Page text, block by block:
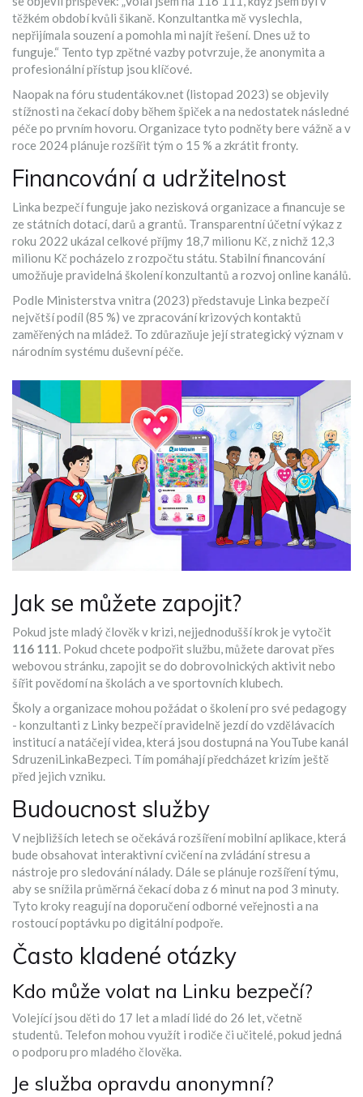
těžkém období kvůli šikaně. Konzultantka mě vyslechla,
nepřijímala souzení a pomohla mi najít řešení. Dnes už to
funguje.“ Tento typ zpětné vazby potvrzuje, že anonymita a
profesionální přístup jsou klíčové.
Naopak na fóru studentákov.net (listopad 2023) se objevily
stížnosti na čekací doby během špiček a na nedostatek následné
péče po prvním hovoru. Organizace tyto podněty bere vážně a v
roce 2024 plánuje rozšířit tým o 15 % a zkrátit fronty.
Financování a udržitelnost
Linka bezpečí funguje jako nezisková organizace a financuje se
ze státních dotací, darů a grantů. Transparentní účetní výkaz z
roku 2022 ukázal celkové příjmy 18,7 milionu Kč, z nichž 12,3
milionu Kč pocházelo z rozpočtu státu. Stabilní financování
umožňuje pravidelná školení konzultantů a rozvoj online kanálů.
Podle Ministerstva vnitra (2023) představuje Linka bezpečí
největší podíl (85 %) ve zpracování krizových kontaktů
zaměřených na mládež. To zdůrazňuje její strategický význam v
národním systému duševní péče.
Jak se můžete zapojit?
Pokud jste mladý člověk v krizi, nejjednodušší krok je vytočit
116 111. Pokud chcete podpořit službu, můžete darovat přes
webovou stránku, zapojit se do dobrovolnických aktivit nebo
šířit povědomí na školách a ve sportovních klubech.
Školy a organizace mohou požádat o školení pro své pedagogy
- konzultanti z Linky bezpečí pravidelně jezdí do vzdělávacích
institucí a natáčejí videa, která jsou dostupná na YouTube kanál
SdruzeniLinkaBezpeci. Tím pomáhají předcházet krizím ještě
před jejich vzniku.
Budoucnost služby
V nejbližších letech se očekává rozšíření mobilní aplikace, která
bude obsahovat interaktivní cvičení na zvládání stresu a
nástroje pro sledování nálady. Dále se plánuje rozšíření týmu,
aby se snížila průměrná čekací doba z 6 minut na pod 3 minuty.
Tyto kroky reagují na doporučení odborné veřejnosti a na
rostoucí poptávku po digitální podpoře.
Často kladené otázky
Kdo může volat na Linku bezpečí?
Volející jsou děti do 17 let a mladí lidé do 26 let, včetně
studentů. Telefon mohou využít i rodiče či učitelé, pokud jedná
o podporu pro mladého člověka.
Je služba opravdu anonymní?